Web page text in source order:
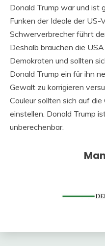
Donald Trump war und ist
Funken der Ideale der US-
Schwerverbrecher führt
Deshalb brauchen die
Demokraten und sollten
Donald Trump ein für ihn
Gewalt zu korrigieren
Couleur sollten sich auf
einstellen. Donald Trump
unberechenbar.